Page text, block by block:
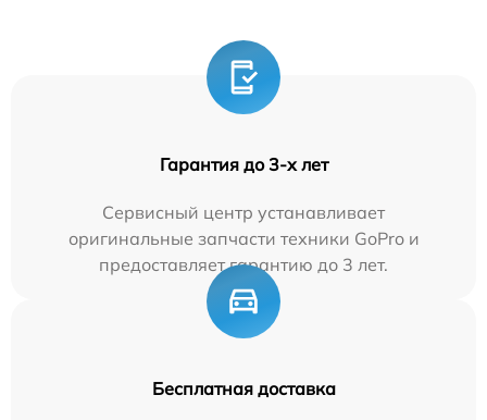
Гарантия до 3-х лет
Сервисный центр устанавливает
оригинальные запчасти техники GoPro и
предоставляет гарантию до 3 лет.
Бесплатная доставка